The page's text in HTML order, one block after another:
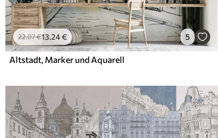
22.07€13.24€ 5
Altstadt, Marker und Aquarell